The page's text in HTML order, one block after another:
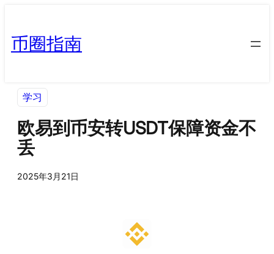
币圈指南
学习
欧易到币安转USDT保障资金不
丢
2025年3月21日